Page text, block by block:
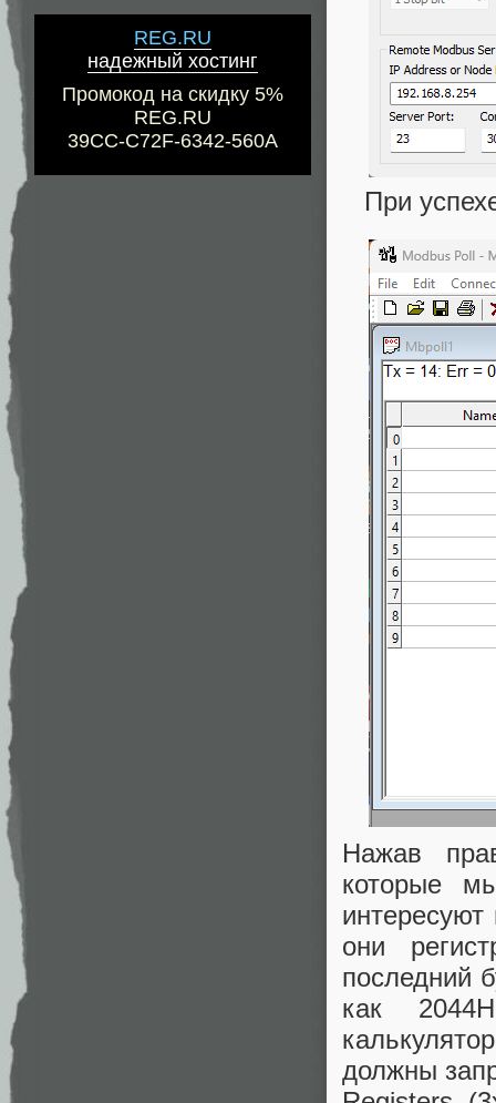
REG.RU
надежный хостинг
Промокод на скидку 5%
REG.RU
39CC-C72F-6342-560A
При
Нажав
которые
они
последний
как
должны